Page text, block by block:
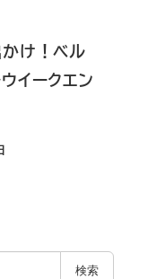
け！ベル
イークエン
検索